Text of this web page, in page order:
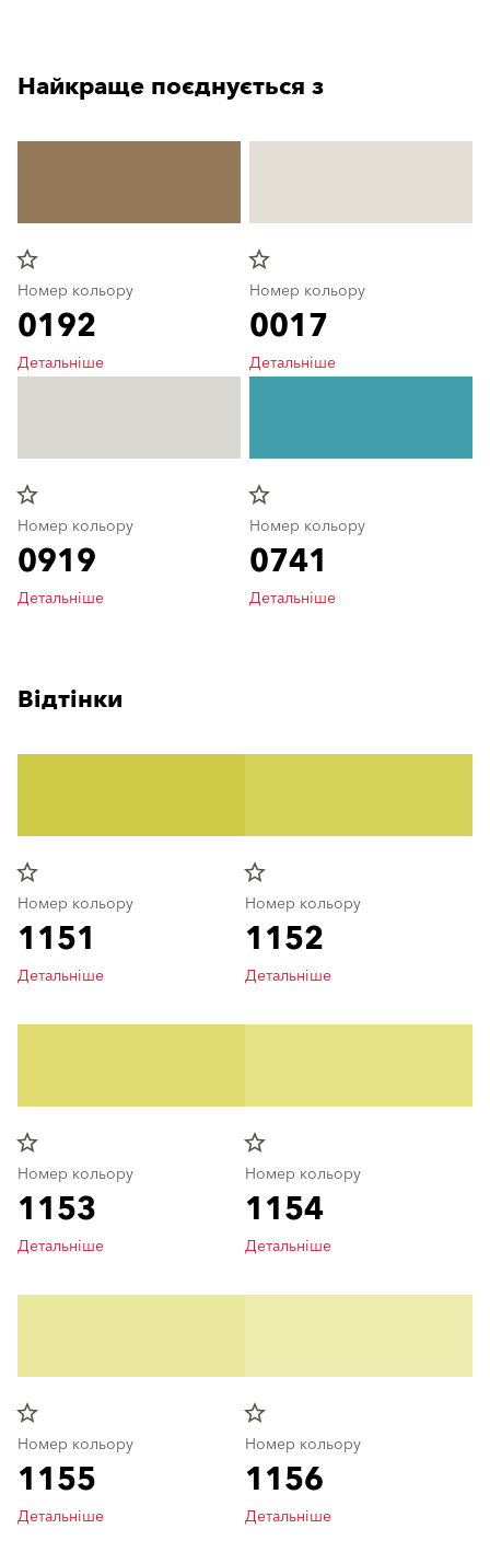
Найкраще поєднується з
star_border
Номер кольору
0192
Детальніше
star_border
Номер кольору
0919
Детальніше
star_border
Номер кольору
0017
Детальніше
star_border
Номер кольору
0741
Детальніше
Відтінки
star_border
Номер кольору
1151
Детальніше
star_border
Номер кольору
1152
Детальніше
star_border
Номер кольору
1153
Детальніше
star_border
Номер кольору
1154
Детальніше
star_border
Номер кольору
1155
Детальніше
star_border
Номер кольору
1156
Детальніше